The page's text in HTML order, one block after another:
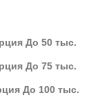
До 50 тыс.
До 75 тыс.
До 100 тыс.